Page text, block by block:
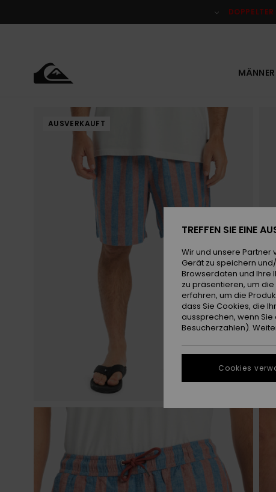
MÄNNER
AUSVERKAUFT
TREFFEN SIE EINE
Wir und unsere
Gerät zu speichern
Browserdaten und Ihre
zu präsentieren, um
erfahren, um die
dass Sie Cookies, die
aussprechen, wenn
Besucherzahlen).
Cookies